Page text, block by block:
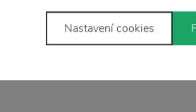
Stojí za
Nastavení cookies